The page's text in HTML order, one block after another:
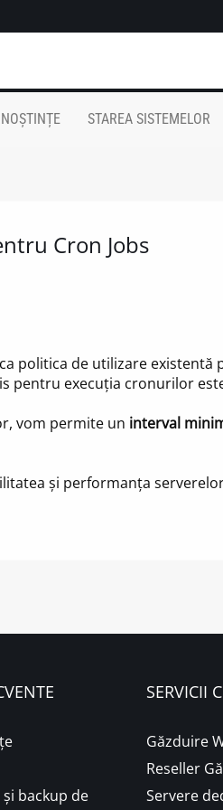
STAREA SISTEMELOR
Cron Jobs
politica de utilizare existentă
pentru execuția cronurilor
vom permite un interval
și performanța
backup de
SERVICII
Găzduire
Reseller
Servere